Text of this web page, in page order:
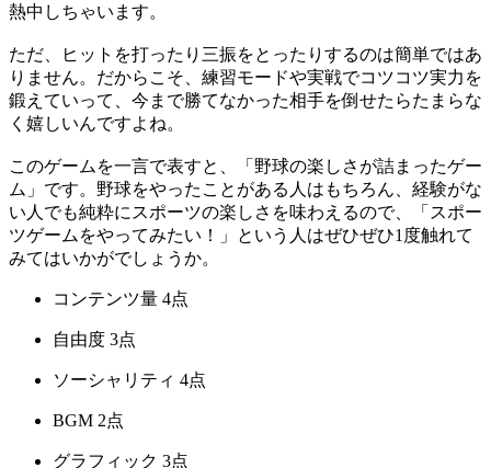
熱中しちゃいます。
ただ、ヒットを打ったり三振をとったりするのは簡単ではあ
りません。だからこそ、練習モードや実戦でコツコツ実力を
鍛えていって、今まで勝てなかった相手を倒せたらたまらな
く嬉しいんですよね。
このゲームを一言で表すと、「野球の楽しさが詰まったゲー
ム」です。野球をやったことがある人はもちろん、経験がな
い人でも純粋にスポーツの楽しさを味わえるので、「スポー
ツゲームをやってみたい！」という人はぜひぜひ1度触れて
みてはいかがでしょうか。
コンテンツ量 4点
自由度 3点
ソーシャリティ 4点
BGM 2点
グラフィック 3点